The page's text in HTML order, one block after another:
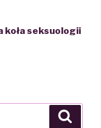
koła seksuologii